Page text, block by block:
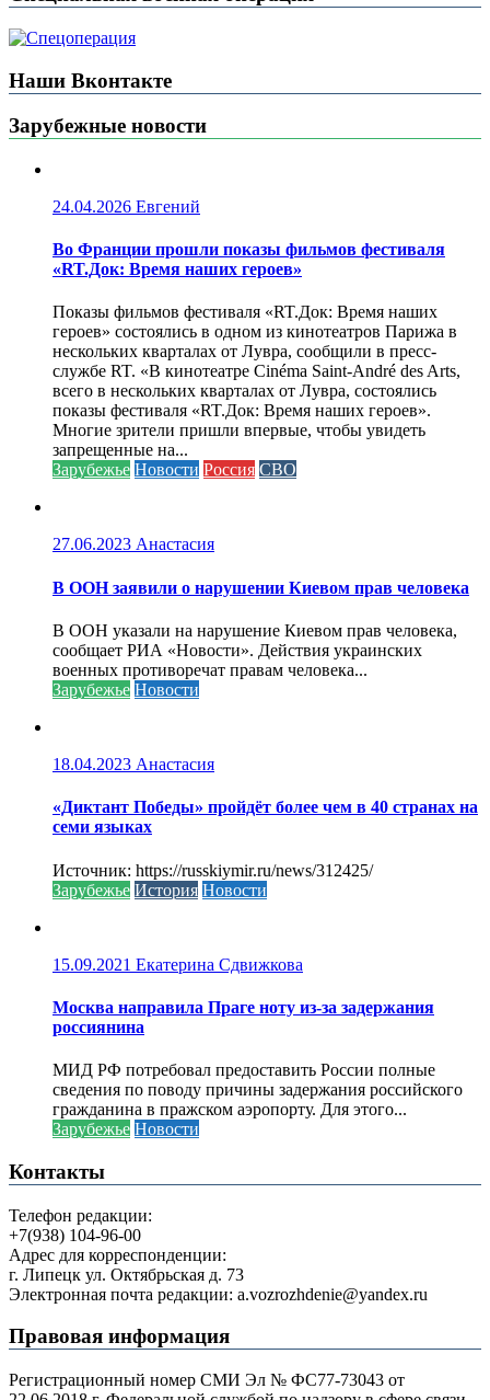
Наши Вконтакте
Зарубежные новости
24.04.2026 Евгений
Во Франции прошли показы фильмов фестиваля
«RT.Док: Время наших героев»
Показы фильмов фестиваля «RT.Док: Время наших
героев» состоялись в одном из кинотеатров Парижа в
нескольких кварталах от Лувра, сообщили в пресс-
службе RT. «В кинотеатре Cinéma Saint-André des Arts,
всего в нескольких кварталах от Лувра, состоялись
показы фестиваля «RT.Док: Время наших героев».
Многие зрители пришли впервые, чтобы увидеть
запрещенные на...
Зарубежье Новости Россия СВО
27.06.2023 Анастасия
В ООН заявили о нарушении Киевом прав человека
В ООН указали на нарушение Киевом прав человека,
сообщает РИА «Новости». Действия украинских
военных противоречат правам человека...
Зарубежье Новости
18.04.2023 Анастасия
«Диктант Победы» пройдёт более чем в 40 странах на
семи языках
Источник: https://russkiymir.ru/news/312425/
Зарубежье История Новости
15.09.2021 Екатерина Сдвижкова
Москва направила Праге ноту из-за задержания
россиянина
МИД РФ потребовал предоставить России полные
сведения по поводу причины задержания российского
гражданина в пражском аэропорту. Для этого...
Зарубежье Новости
Контакты
Телефон редакции:
+7(938) 104-96-00
Адрес для корреспонденции:
г. Липецк ул. Октябрьская д. 73
Электронная почта редакции: a.vozrozhdenie@yandex.ru
Правовая информация
Регистрационный номер СМИ Эл № ФС77-73043 от